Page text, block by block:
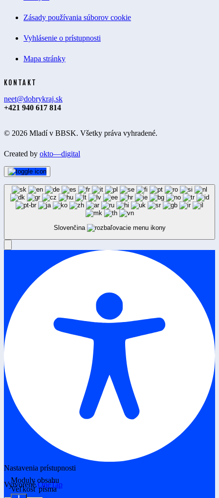
Zásady používania súborov cookie
Vyhlásenie o prístupnosti
Mapa stránky
KONTAKT
neet@dobrykraj.sk
+421 940 617 814
© 2026 Mladí v BBSK. Všetky práva vyhradené.
Created by okto—digital
Slovenčina
Nastavenia prístupnosti
Vytvorené OneTap
Moduly obsahu
Veľkosť písma